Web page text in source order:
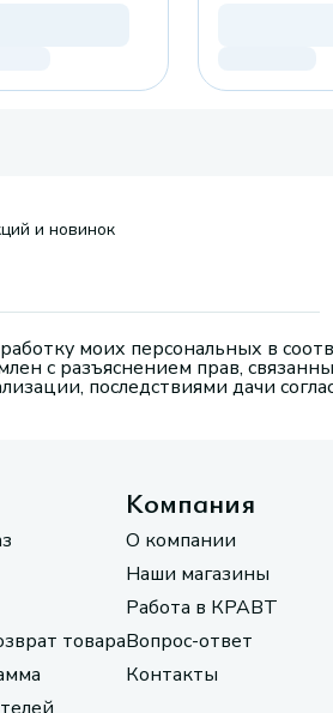
и новинок
моих персональных в
с разъяснением прав,
последствиями дачи
товара
Компания
О компании
Наши магазины
Работа в КРАВТ
Вопрос-ответ
Контакты